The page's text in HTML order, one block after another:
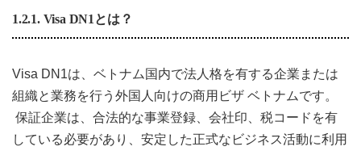
1.2.1. Visa DN1とは？
Visa DN1は、ベトナム国内で法人格を有する企業または
組織と業務を行う外国人向けの商用ビザ ベトナムです。
保証企業は、合法的な事業登録、会社印、税コードを有
している必要があり、安定した正式なビジネス活動に利用